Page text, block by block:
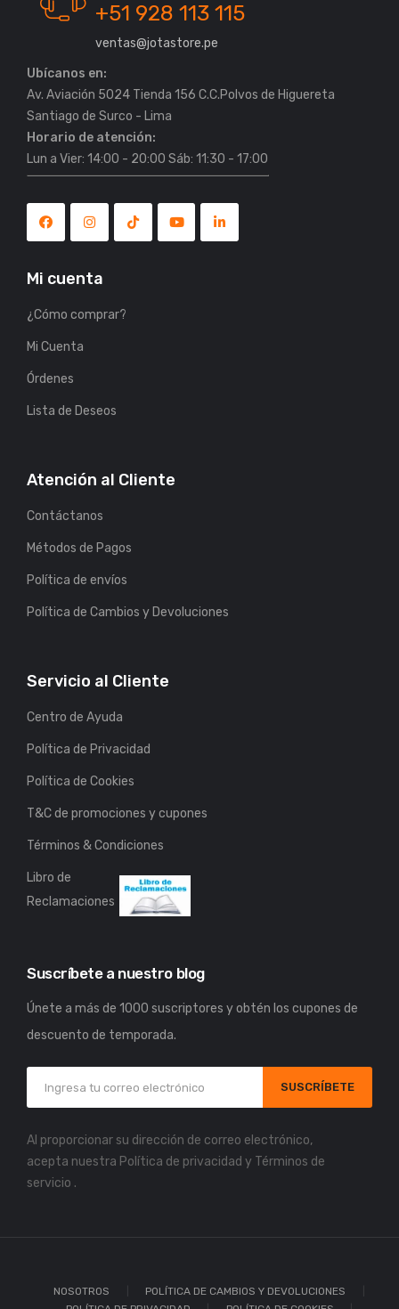
+51 928 113 115
ventas@jotastore.pe
Ubícanos en:
Av. Aviación 5024 Tienda 156 C.C.Polvos de Higuereta
Horario de atención:
Lun a Vier: 14:00 - 20:00 Sáb: 11:30 - 17:00
Mi cuenta
¿Cómo comprar?
Mi Cuenta
Órdenes
Lista de Deseos
Atención al Cliente
Contáctanos
Métodos de Pagos
Política de envíos
Política de Cambios y Devoluciones
Servicio al Cliente
Centro de Ayuda
Política de Privacidad
Política de Cookies
T&C de promociones y cupones
Términos & Condiciones
Libro de
Reclamaciones
Suscríbete a nuestro blog
Únete a más de 1000 suscriptores y obtén los cupones de
descuento de temporada.
SUSCRÍBETE
Al proporcionar su dirección de correo electrónico,
acepta nuestra Política de privacidad y Términos de
servicio .
NOSOTROS
POLÍTICA DE CAMBIOS Y DEVOLUCIONES